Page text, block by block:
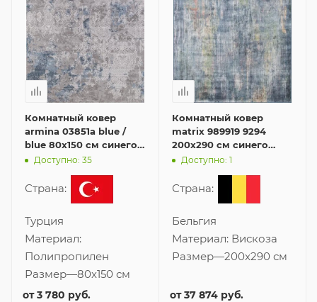
Комнатный ковер
armina 03851a blue /
blue 80x150 см синего
цвета
Доступно: 35
Страна:
Турция
Материал:
Полипропилен
Размер—80x150 см
от3 780 руб.
Комнатный ковер
matrix 989919 9294
200x290 см синего
цвета
Доступно: 1
Страна:
Бельгия
Материал: Вискоза
Размер—200x290 см
от37 874 руб.